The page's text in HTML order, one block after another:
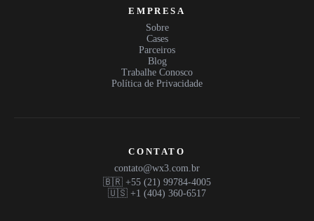
EMPRESA
Sobre
Cases
Parceiros
Blog
Trabalhe Conosco
Política de Privacidade
CONTATO
contato@wx3.com.br
🇧🇷 +55 (21) 99784-4005
🇺🇸 +1 (404) 360-6517